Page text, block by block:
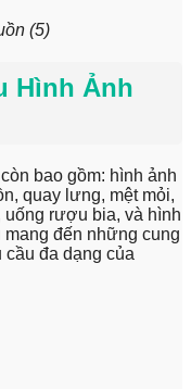
(5)
Hình Ảnh
bao gồm: hình ảnh
quay lưng, mệt mỏi,
uống rượu bia, và hình
đến những cung
cầu đa dạng của